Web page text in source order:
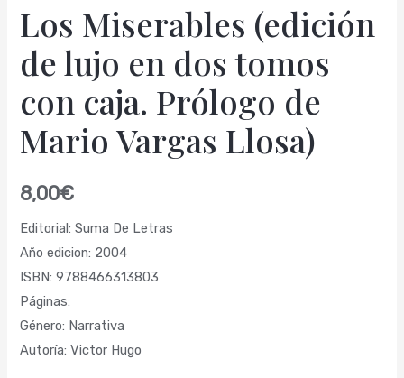
Los Miserables (edición
de lujo en dos tomos
con caja. Prólogo de
Mario Vargas Llosa)
8,00€
Editorial: Suma De Letras
Año edicion: 2004
ISBN: 9788466313803
Páginas:
Género: Narrativa
Autoría: Victor Hugo